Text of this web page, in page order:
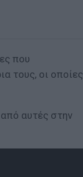
που
τους, οι οποίες
από αυτές στην